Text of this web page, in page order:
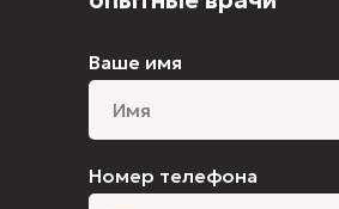
Ваше имя
Номер телефона